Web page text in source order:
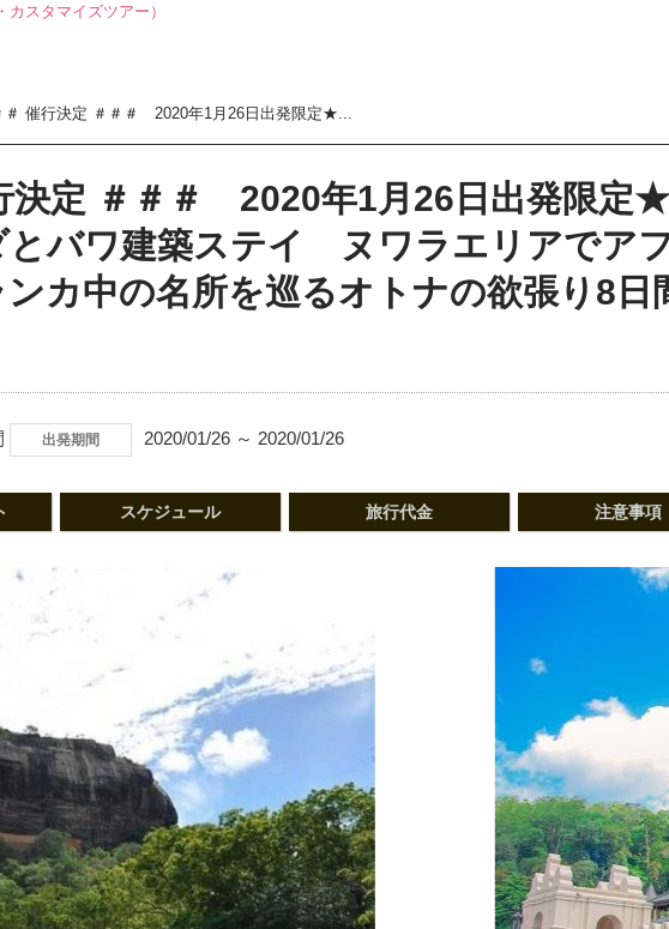
＃ 催行決定 ＃＃＃ 2020年1月26日出発限定★...
決定 ＃＃＃ 2020年1月26日出発限定
とバワ建築ステイ ヌワラエリアでア
カ中の名所を巡るオトナの欲張り8日
出発期間 2020/01/26 ～ 2020/01/26
スケジュール 旅行代金 注意事項